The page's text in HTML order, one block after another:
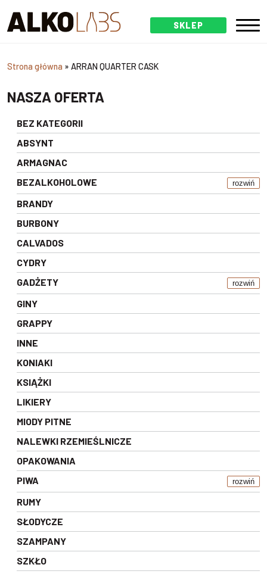
SKLEP
Strona główna » ARRAN QUARTER CASK
NASZA OFERTA
BEZ KATEGORII
ABSYNT
ARMAGNAC
BEZALKOHOLOWE
rozwiń
BRANDY
BURBONY
CALVADOS
CYDRY
GADŻETY
rozwiń
GINY
GRAPPY
INNE
KONIAKI
KSIĄŻKI
LIKIERY
MIODY PITNE
NALEWKI RZEMIEŚLNICZE
OPAKOWANIA
PIWA
rozwiń
RUMY
SŁODYCZE
SZAMPANY
SZKŁO